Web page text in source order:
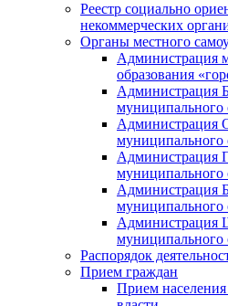
Реестр социально
некоммерческих
Органы местного
Администрация
образования
Администрация
муниципального
Администрация
муниципального
Администрация
муниципального
Администрация
муниципального
Администрация
муниципального
Распорядок
Прием граждан
Прием населения